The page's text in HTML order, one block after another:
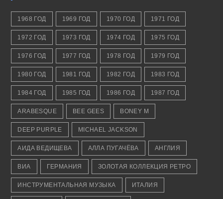
1968 ГОД 1969 ГОД 1970 ГОД 1971 ГОД
1972 ГОД 1973 ГОД 1974 ГОД 1975 ГОД
1976 ГОД 1977 ГОД 1978 ГОД 1979 ГОД
1980 ГОД 1981 ГОД 1982 ГОД 1983 ГОД
1984 ГОД 1985 ГОД 1986 ГОД 1987 ГОД
ARABESQUE BEE GEES BONEY M
DEEP PURPLE MICHAEL JACKSON
АИДА ВЕДИЩЕВА АЛЛА ПУГАЧЁВА АНГЛИЯ
ВИА ГЕРМАНИЯ ЗОЛОТАЯ КОЛЛЕКЦИЯ РЕТРО
ИНСТРУМЕНТАЛЬНАЯ МУЗЫКА ИТАЛИЯ